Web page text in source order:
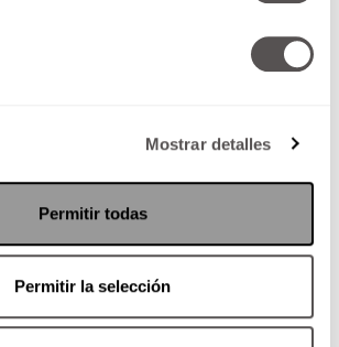
Mostrar detalles
Permitir todas
Permitir la selección
aporta algo bueno o suma
Si no tienes nada bueno mejor